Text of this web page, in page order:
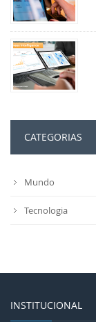
CATEGORIAS
Mundo
Tecnologia
INSTITUCIONAL